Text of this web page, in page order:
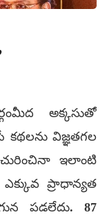
అక్కసుతో
విజ్ఞతగల
ఇలాంటి
ప్రాధాన్యత
పడలేదు. 87